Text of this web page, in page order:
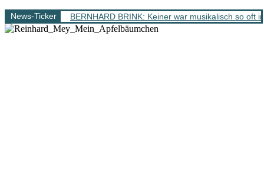
News-Ticker BERNHARD BRINK: Keiner war musikalisch so oft